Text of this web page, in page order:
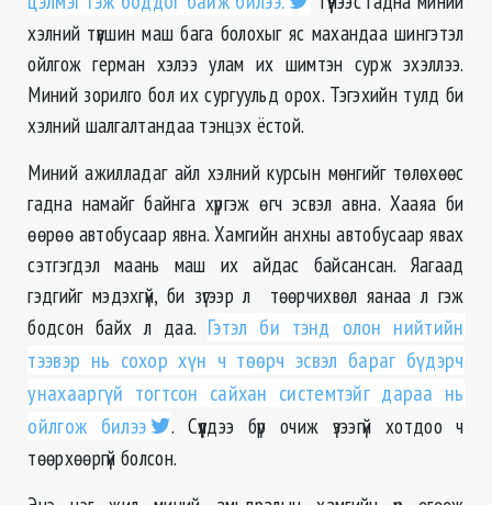
хэлний түвшин маш бага болохыг яс махандаа шингэтэл
ойлгож герман хэлээ улам их шимтэн сурж эхэллээ.
Миний зорилго бол их сургуульд орох. Тэгэхийн тулд би
хэлний шалгалтандаа тэнцэх ёстой.
Миний ажилладаг айл хэлний курсын мөнгийг төлөхөөс
гадна намайг байнга хүргэж өгч эсвэл авна. Хааяа би
өөрөө автобусаар явна. Хамгийн анхны автобусаар явах
сэтгэгдэл маань маш их айдас байсансан. Яагаад
гэдгийг мэдэхгүй, би зүгээр л төөрчихвөл яанаа л гэж
бодсон байх л даа. Гэтэл би тэнд олон нийтийн
тээвэр нь сохор хүн ч төөрч эсвэл бараг бүдэрч
унахааргүй тогтсон сайхан системтэйг дараа нь
ойлгож билээ
. Сүүлдээ бүр очиж үзээгүй хотдоо ч
төөрхөөргүй болсон.